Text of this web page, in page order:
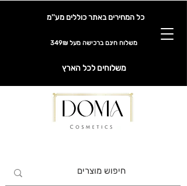
כל המחירים באתר כוללים מע''מ
משלוח חינם ברכישה מעל 349₪
משלוחים לכל הארץ